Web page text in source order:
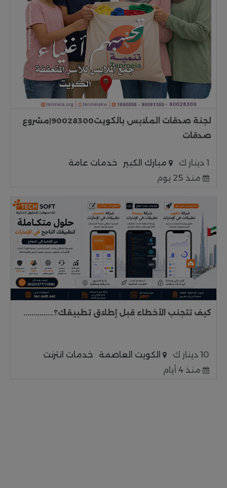
لجنة صدقات الملابس بالكويت90028300|مشروع
صدقات
1 دينار ك مبارك الكبير
خدمات عامة
منذ 25 يوم
كيف تتجنب الأخطاء قبل إطلاق تطبيقك؟...............
10 دينار ك الكويت العاصمة
خدمات انترنت
منذ 4 أيام